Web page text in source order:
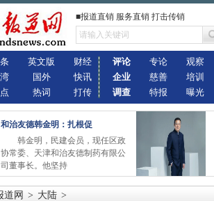
■报道直销 服务直销 打击传销
英文版
国外
热词
财经
快讯
打传
评论
企业
调查
专论
慈善
特报
观察
培训
曝光
和治友德韩金明：扎根促
韩金明，民建会员，现任区政
协常委、天津和治友德制药有限公
司董事长。他坚持
道网 > 大陆 >